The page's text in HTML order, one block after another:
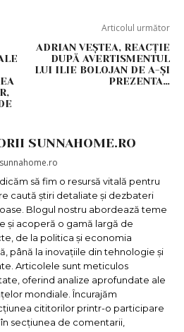
Articolul următor
ADRIAN VEȘTEA, REACȚIE
DUPĂ AVERTISMENTUL
LUI ILIE BOLOJAN DE A-ȘI
PREZENTA…
SUNNAHOME.RO
să fim o resursă vitală pentru
caută știri detaliate și dezbateri
Blogul nostru abordează teme
și acoperă o gamă largă de
de la politica și economia
până la inovațiile din tehnologie și
Articolele sunt meticulos
oferind analize aprofundate ale
mondiale. Încurajăm
cititorilor printr-o participare
secțiunea de comentarii,